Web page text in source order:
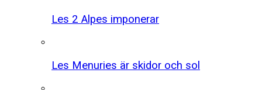
Les 2 Alpes imponerar
Les Menuries är skidor och sol